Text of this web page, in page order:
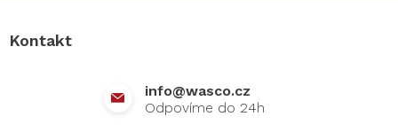
Kontakt
info@wasco.cz